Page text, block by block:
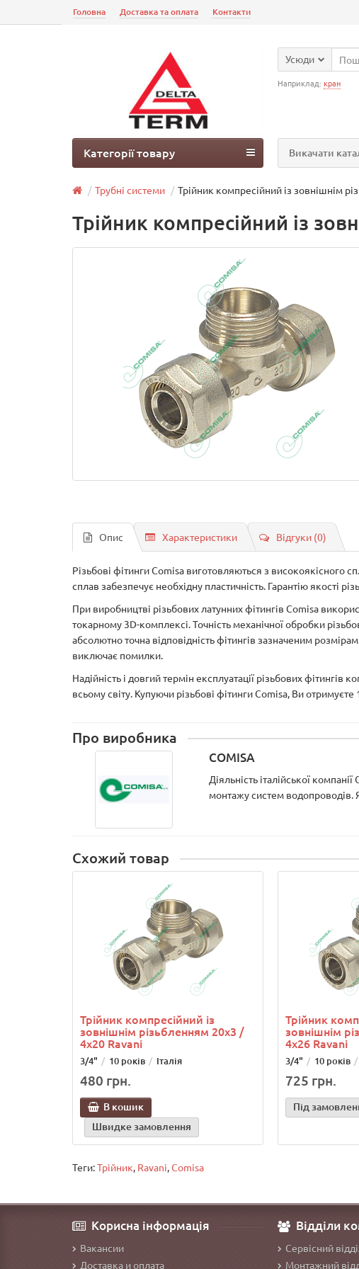
Головна Доставка та оплата Контакти
Усюди
Наприклад: кран
Викачати
Категорії товару
Трубні системи Трійник компресійний із зовнішнім
Трійник компресійний із
Опис Характеристики Відгуки (0)
Різьбові фітинги Comisa виготовляються з високоякісного
сплав забезпечує необхідну пластичність. Гарантію якості
При виробництві різьбових латунних фітингів Comisa
токарному 3D-комплексі. Точність механічної обробки
абсолютно точна відповідність фітингів зазначеним
виключає помилки.
Надійність і довгий термін експлуатації різьбових
всьому світу. Купуючи різьбові фітинги Comisa, Ви
Про виробника
COMISA
Діяльність італійської
монтажу систем водопроводів.
Схожий товар
Трійник компресійний із
зовнішнім різьбленням 20х3 /
4х20 Ravani
3/4" 10 років Італія
480 грн.
В кошик
Швидке замовлення
Трійник
зовнішнім
4х26 Ravani
3/4" 10 років
725 грн.
Під
Теги:Трійник, Ravani,Comisa
Корисна інформація
Вакансии
Доставка и оплата
Відділи
Сервісний
Монтажний